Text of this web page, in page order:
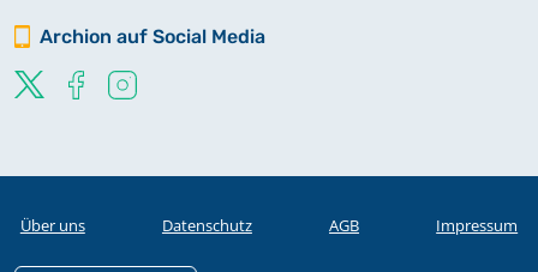
Archion auf Social Media
Über uns Datenschutz AGB Impressum